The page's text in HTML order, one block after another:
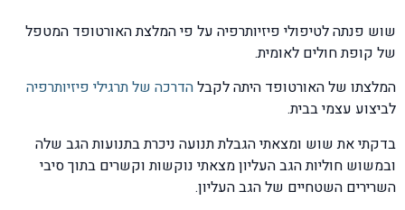
שוש פנתה לטיפולי פיזיותרפיה על פי המלצת האורטופד המטפל
של קופת חולים לאומית.
המלצתו של האורטופד היתה לקבלהדרכה של תרגילי פיזיותרפיה
לביצוע עצמי בבית.
בדקתי את שוש ומצאתי הגבלת תנועה ניכרת בתנועות הגב שלה
ובמשוש חוליות הגב העליון מצאתי נוקשות וקשרים בתוך סיבי
השרירים השטחיים של הגב העליון.